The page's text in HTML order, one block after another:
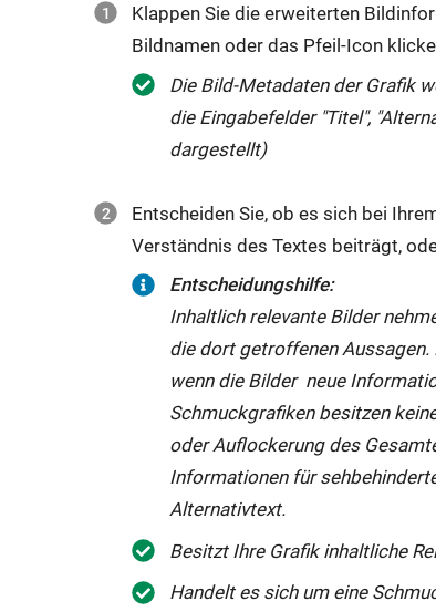
Klappen Sie die erweiterten
Bildnamen oder das Pfeil-Icon
Die Bild-Metadaten der Grafik
die Eingabefelder "Titel",
dargestellt)
Entscheiden Sie, ob es sich bei
Verständnis des Textes beiträgt,
Entscheidungshilfe:
Inhaltlich relevante Bilder
die dort getroffenen Aussagen.
wenn die Bilder neue
Schmuckgrafiken besitzen
oder Auflockerung des
Informationen für
Alternativtext.
Besitzt Ihre Grafik inhaltliche
Handelt es sich um eine